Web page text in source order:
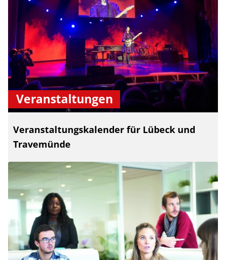
Veranstaltungen
Veranstaltungskalender für Lübeck und
Travemünde